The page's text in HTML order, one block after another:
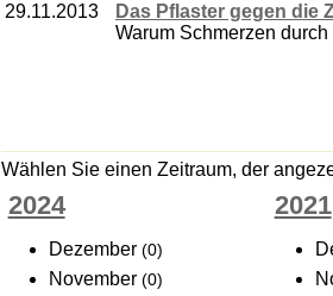
29.11.2013
Das Pflaster gegen die
Warum Schmerzen
Wählen Sie einen Zeitraum, der
2024
Dezember (0)
November (0)
2021